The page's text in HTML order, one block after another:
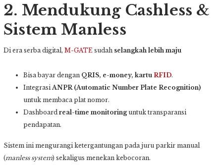
2. Mendukung Cashless &
Sistem Manless
Di era serba digital, M-GATE sudah selangkah lebih maju
Bisa bayar dengan QRIS, e-money, kartu RFID.
Integrasi ANPR (Automatic Number Plate Recognition)
untuk membaca plat nomor.
Dashboard real-time monitoringuntuk transparansi
pendapatan.
Sistem ini mengurangi ketergantungan pada juru parkir manual
(manless system) sekaligus menekan kebocoran.